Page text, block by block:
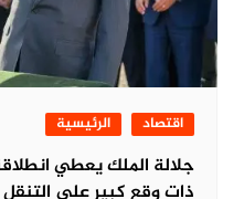
اقتصاد الرئيسية
جلالة الملك يعطي